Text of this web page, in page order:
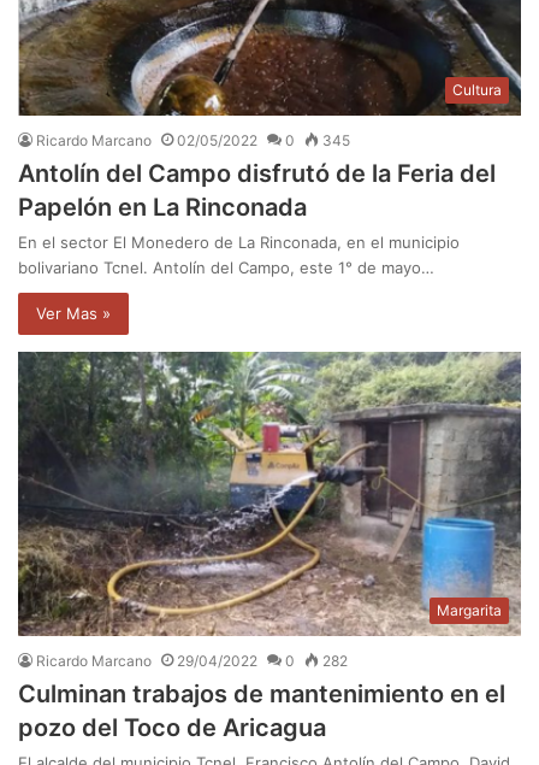
Cultura
Ricardo Marcano 02/05/2022 0 345
Antolín del Campo disfrutó de la Feria del
Papelón en La Rinconada
En el sector El Monedero de La Rinconada, en el municipio
bolivariano Tcnel. Antolín del Campo, este 1° de mayo…
Ver Mas »
Margarita
Ricardo Marcano 29/04/2022 0 282
Culminan trabajos de mantenimiento en el
pozo del Toco de Aricagua